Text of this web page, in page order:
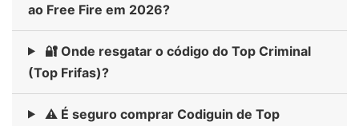
ao Free Fire em 2026?
🔐 Onde resgatar o código do Top Criminal
(Top Frifas)?
⚠️ É seguro comprar Codiguin de Top